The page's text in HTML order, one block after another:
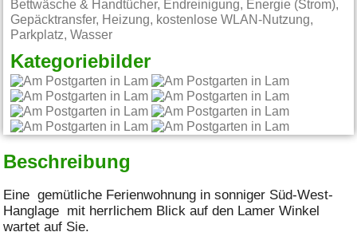
Bettwäsche & Handtücher, Endreinigung, Energie (Strom),
Gepäcktransfer, Heizung, kostenlose WLAN-Nutzung,
Parkplatz, Wasser
Kategoriebilder
Beschreibung
Eine gemütliche Ferienwohnung in sonniger Süd-West-
Hanglage mit herrlichem Blick auf den Lamer Winkel
wartet auf Sie.